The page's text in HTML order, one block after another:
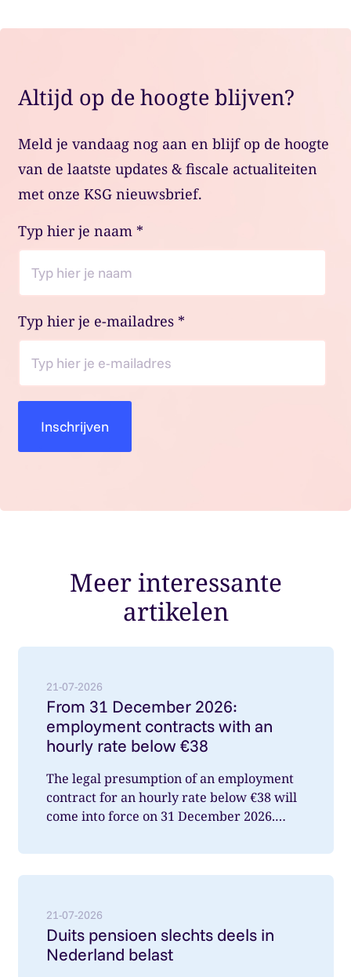
Altijd op de hoogte blijven?
Meld je vandaag nog aan en blijf op de hoogte
van de laatste updates & fiscale actualiteiten
met onze KSG nieuwsbrief.
Typ hier je naam *
Typ hier je e-mailadres *
Meer interessante
artikelen
21-07-2026
From 31 December 2026:
employment contracts with an
hourly rate below €38
The legal presumption of an employment
contract for an hourly rate below €38 will
come into force on 31 December 2026.
21-07-2026
Duits pensioen slechts deels in
Nederland belast